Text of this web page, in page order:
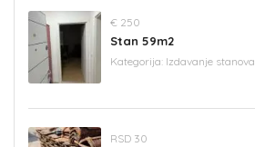
€ 250
Stan 59m2
Kategorija: Izdavanje stanova
RSD 30